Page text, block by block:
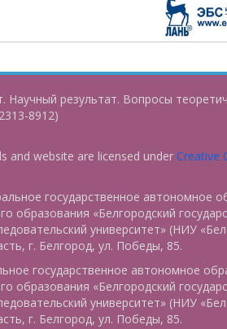
Научный результат. Вопросы
8912)
and website are licensed under Creative
государственное автономное
образования «Белгородский
университет» (НИУ
г. Белгород, ул. Победы, 85.
государственное автономное
образования «Белгородский
университет» (НИУ
г. Белгород, ул. Победы, 85.